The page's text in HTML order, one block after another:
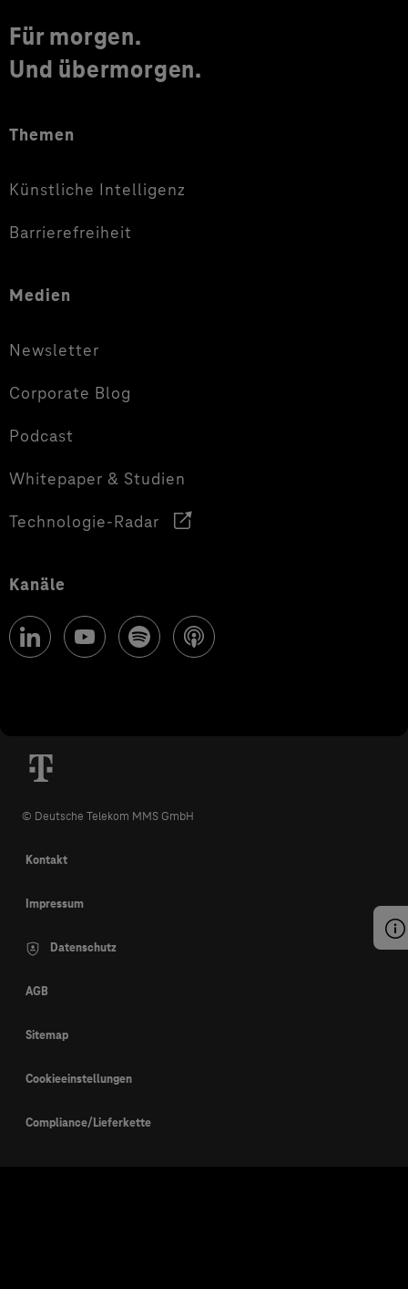
Für morgen.
Und übermorgen.
Themen
Künstliche Intelligenz
Barrierefreiheit
Medien
Newsletter
Corporate Blog
Podcast
Whitepaper & Studien
Technologie-Radar
Kanäle
© Deutsche Telekom MMS GmbH
Kontakt
Impressum
Datenschutz
AGB
Sitemap
Cookieeinstellungen
Compliance/Lieferkette